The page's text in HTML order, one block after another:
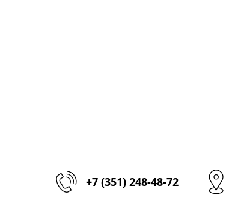
+7 (351) 248-48-72